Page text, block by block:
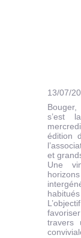
13/07/
s’est
édition
et
Une
travers